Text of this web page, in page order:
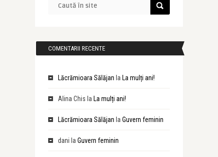
COMENTARII RECENTE
Lăcrămioara Sălăjan la La mulți ani!
Alina Chis la La mulți ani!
Lăcrămioara Sălăjan la Guvern feminin
dani la Guvern feminin